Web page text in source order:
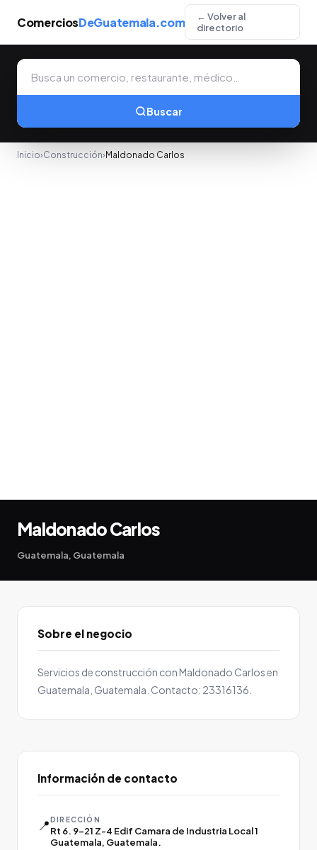
ComerciosDeGuatemala.com
← Volver al
directorio
Buscar
Inicio›Construcción› Maldonado Carlos
Maldonado Carlos
Guatemala, Guatemala
Sobre el negocio
Servicios de construcción con Maldonado Carlos en
Guatemala, Guatemala. Contacto: 23316136.
Información de contacto
📍DIRECCIÓN
Rt 6. 9-21 Z-4 Edif Camara de Industria Local 1
Guatemala, Guatemala.